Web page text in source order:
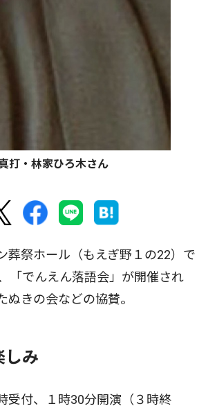
打・林家ひろ木さん
祭ホール（もえぎ野１の22）で
「でんえん落語会」が開催され
ぬきの会などの協賛。
しみ
受付、１時30分開演（３時終